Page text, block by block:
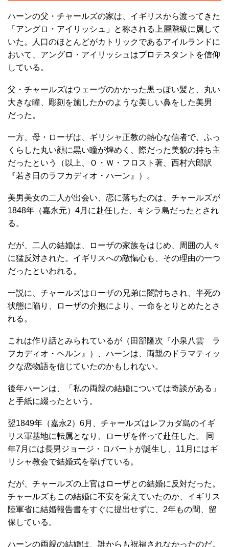
ハーンの父・チャールズの家は、イギリスから渡ってきた
「アングロ・アイリッシュ」と称される上層階級に属して
いた。人口のほとんどがカトリックであるアイルランドに
おいて、アングロ・アイリッシュはプロテスタントを信仰
している。
父・チャールズはウェーヴのかかった黒っぽい髪と、丸い
大きな瞳、彫刻を施したかのような美しい鼻をした美男
だった。
一方、母・ローザは、ギリシャ正教の熱心な信者で、ふっ
くらした丸い顔に黒い瞳が煌めく、際だった美貌の持ち主
だったという（以上、Ｏ・Ｗ・フロスト著、西村六郎訳
『若き日のラフカディオ・ハーン』）。
美男美女の二人が出会い、恋に落ちたのは、チャールズが
1848年（嘉永元）4月に赴任した、キシラ島だったとされ
る。
だが、二人の結婚は、ローザの家族をはじめ、周囲の人々
に猛反対された。イギリスへの敵愾心も、その理由の一つ
だったといわれる。
一説に、チャールズはローザの兄弟に闇討ちされ、半死の
状態に陥り、ローザの介抱により、一命をとりとめたとさ
れる。
これは作り話とみられているが（田部隆次『小泉八雲 ラ
フカディオ・ヘルン』）、ハーンは、両親のドラマティッ
クな恋物語を信じていたのかもしれない。
後年ハーンは、「私の両親の結婚については奇談がある」
と手紙に綴ったという。
翌1849年（嘉永2）6月、チャールズはレフカダ島のイギ
リス軍基地に転属となり、ローザを伴って赴任した。 同
年7月には長男ジョージ・ロバートが誕生し、11月にはギ
リシャ教会で結婚式を挙げている。
だが、チャールズの上官はローザとの結婚に反対だった。
チャールズもこの結婚に不安を覚えていたのか、イギリス
陸軍省に結婚報告書をすぐに提出せずに、2年もの間、留
保している。
ハーンの両親の結婚は、誰からも祝福されなかったのだ。